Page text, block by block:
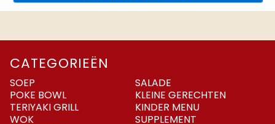
CATEGORIEËN
SOEP
SALADE
POKE BOWL
KLEINE GERECHTEN
TERIYAKI GRILL
KINDER MENU
WOK
SUPPLEMENT